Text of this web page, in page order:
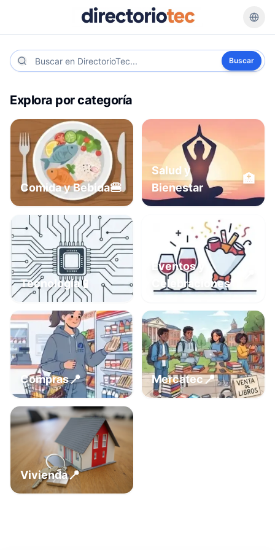
Buscar
Explora por categoría
Comida y Bebida🍔
Salud y
Bienestar
🏥
Tecnología📱
Eventos y
Celebraciones
Compras📍 Mercatec📍
Vivienda📍